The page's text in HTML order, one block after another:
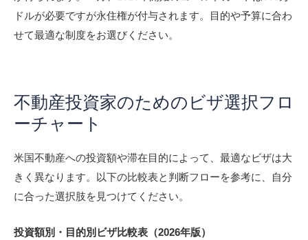
ドルが必要ですが永住権が付与されます。目的や予算に合わ
せて最適な制度をお選びください。
不動産投資家のためのビザ選択フロ
ーチャート
米国不動産への投資額や滞在目的によって、最適なビザは大
きく異なります。以下の比較表と判断フローを参考に、自分
に合った選択肢を見つけてください。
投資額別・目的別ビザ比較表（2026年版）